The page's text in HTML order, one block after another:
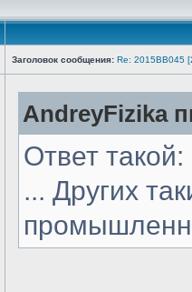
Заголовок сообщения: Re: 2015ВВ045
AndreyFizika
Ответ
... Других